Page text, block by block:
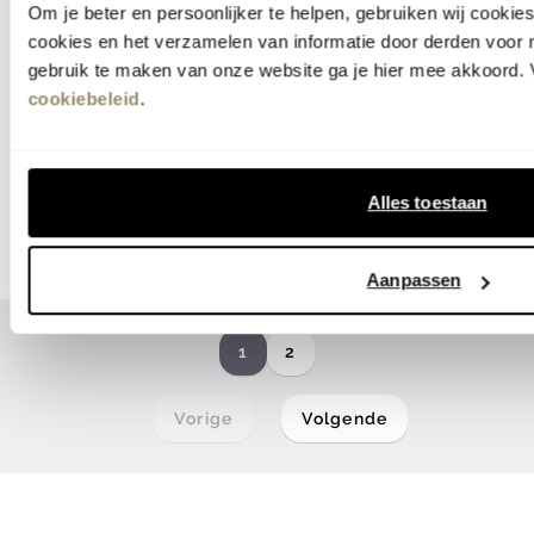
Om je beter en persoonlijker te helpen, gebruiken wij
cookies en het verzamelen van informatie door derden voor
gebruik te maken van onze website ga je hier mee akkoord.
cookiebeleid.
Alles toestaan
Aanpassen
webonly
WOOOD
Sloping Velvet U-bank
webonly
WOOOD
Vorige
1 2
Volgende